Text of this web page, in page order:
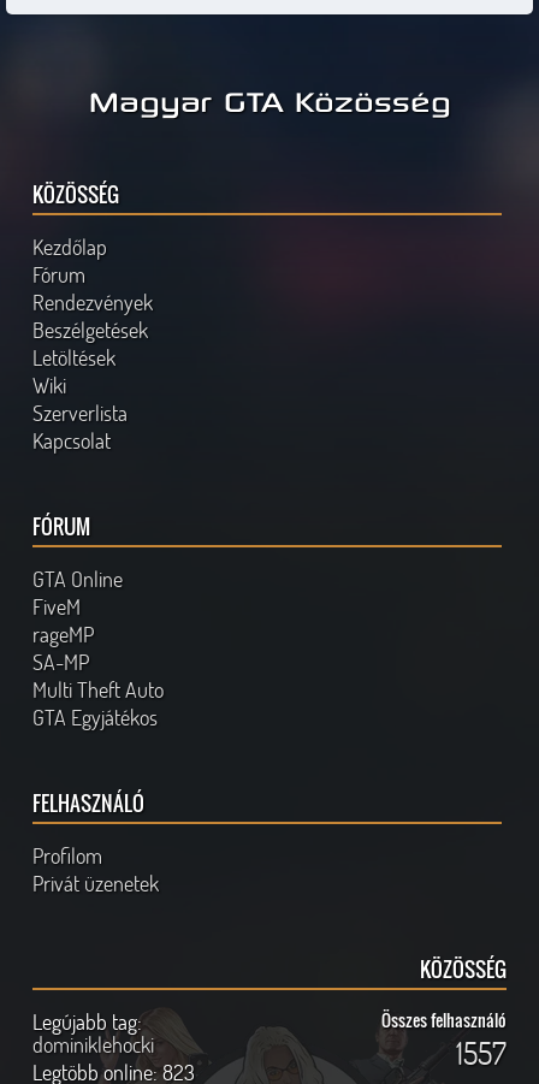
Magyar GTA Közösség
KÖZÖSSÉG
Kezdőlap
Fórum
Rendezvények
Beszélgetések
Letöltések
Wiki
Szerverlista
Kapcsolat
FÓRUM
GTA Online
FiveM
rageMP
SA-MP
Multi Theft Auto
GTA Egyjátékos
FELHASZNÁLÓ
Profilom
Privát üzenetek
KÖZÖSSÉG
Legújabb tag:
dominiklehocki
Legtöbb online:823
Összes felhasználó
1557